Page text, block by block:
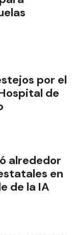
por el
de
alrededor
en
de la IA